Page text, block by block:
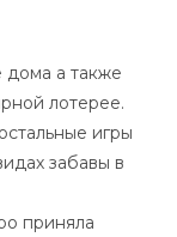
дома а также
лотерее.
игры
забавы в
приняла